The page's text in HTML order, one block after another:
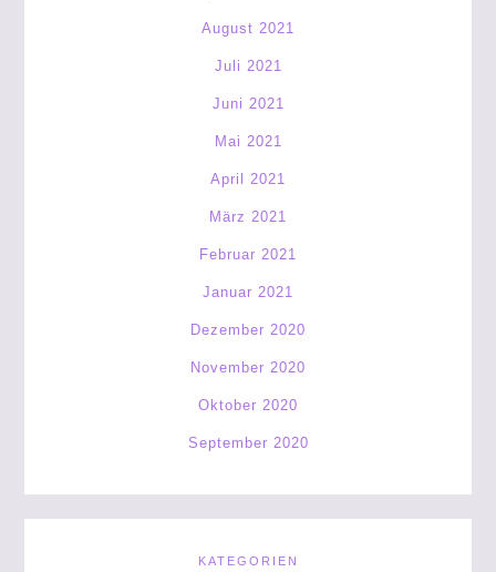
August 2021
Juli 2021
Juni 2021
Mai 2021
April 2021
März 2021
Februar 2021
Januar 2021
Dezember 2020
November 2020
Oktober 2020
September 2020
KATEGORIEN